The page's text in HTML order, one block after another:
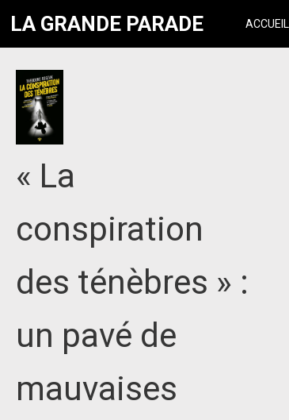
LA GRANDE PARADE ACCUEIL
« La
conspiration
des ténèbres » :
un pavé de
mauvaises